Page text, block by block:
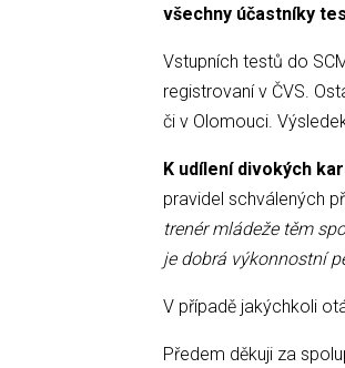
všechny účastníky
Vstupních testů do
registrovaní v ČVS.
či v Olomouci.
K udílení divokých
pravidel schválených
trenér mládeže těm
je dobrá výkonnostní
V případě jakýchkoli
Předem děkuji za